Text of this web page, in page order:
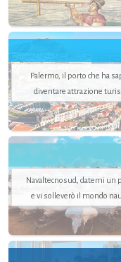
Palermo, il porto che ha
diventare attrazione
Navaltecnosud, datemi un
e vi solleverò il mondo